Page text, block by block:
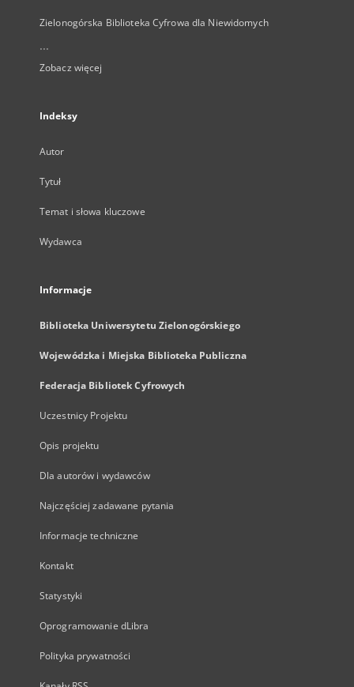
Zielonogórska Biblioteka Cyfrowa dla Niewidomych
...
Zobacz więcej
Indeksy
Autor
Tytuł
Temat i słowa kluczowe
Wydawca
Informacje
Biblioteka Uniwersytetu Zielonogórskiego
Wojewódzka i Miejska Biblioteka Publiczna
Federacja Bibliotek Cyfrowych
Uczestnicy Projektu
Opis projektu
Dla autorów i wydawców
Najczęściej zadawane pytania
Informacje techniczne
Kontakt
Statystyki
Oprogramowanie dLibra
Polityka prywatności